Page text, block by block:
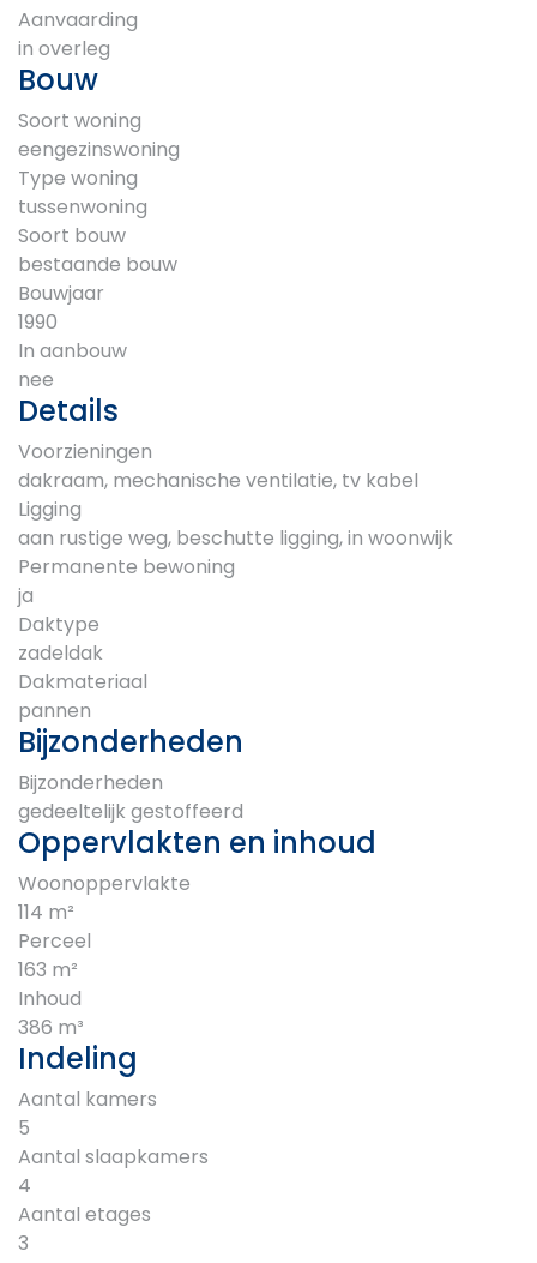
Aanvaarding
in overleg
Bouw
Soort woning
eengezinswoning
Type woning
tussenwoning
Soort bouw
bestaande bouw
Bouwjaar
1990
In aanbouw
nee
Details
Voorzieningen
dakraam, mechanische ventilatie, tv kabel
Ligging
aan rustige weg, beschutte ligging, in woonwijk
Permanente bewoning
ja
Daktype
zadeldak
Dakmateriaal
pannen
Bijzonderheden
Bijzonderheden
gedeeltelijk gestoffeerd
Oppervlakten en inhoud
Woonoppervlakte
114 m²
Perceel
163 m²
Inhoud
386 m³
Indeling
Aantal kamers
5
Aantal slaapkamers
4
Aantal etages
3